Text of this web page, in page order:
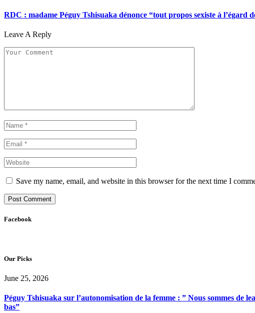
RDC : madame Péguy Tshisuaka dénonce “tout propos sexiste à
Leave A Reply
Save my name, email, and website in this browser for the next time I
Facebook
Our Picks
June 25, 2026
Péguy Tshisuaka sur l’autonomisation de la femme : ” Nous sommes de
bas”